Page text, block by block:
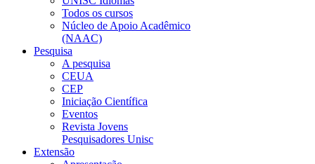
Todos os cursos
Núcleo de Apoio Acadêmico
(NAAC)
Pesquisa
A pesquisa
CEUA
CEP
Iniciação Científica
Eventos
Revista Jovens
Pesquisadores Unisc
Extensão